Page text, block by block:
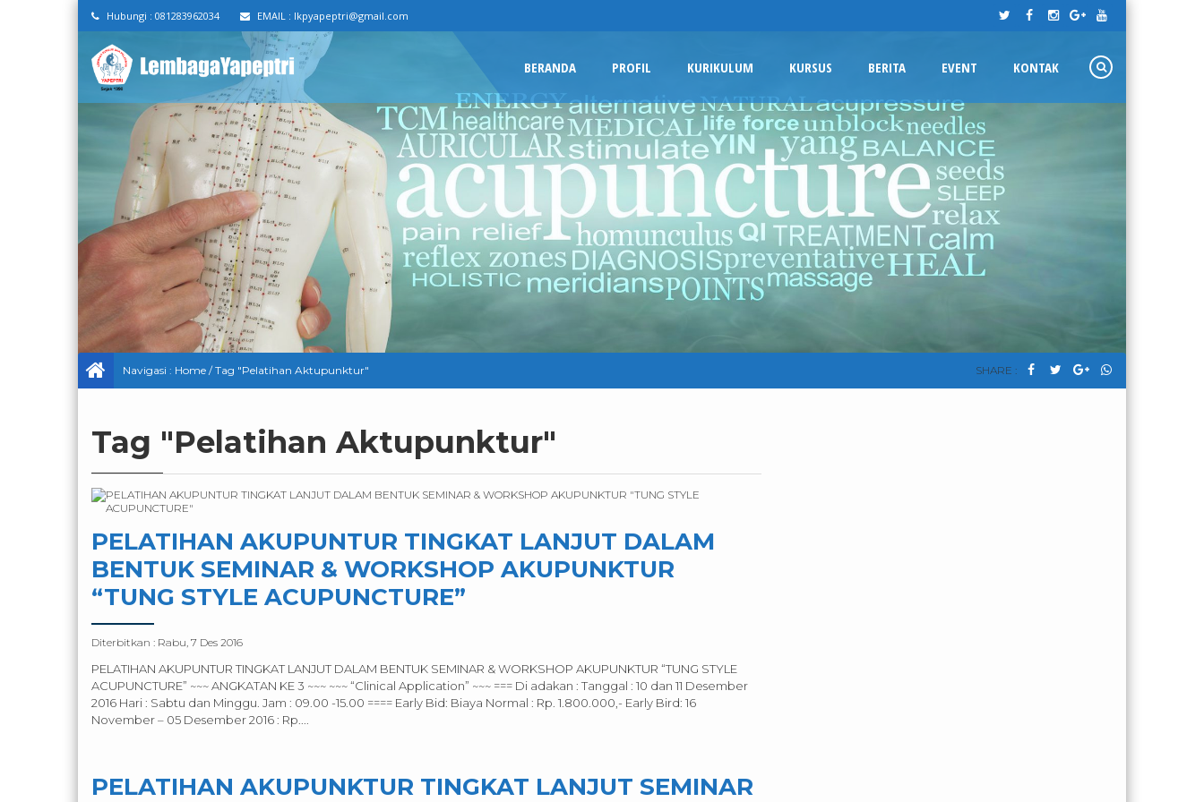
Hubungi : 081283962034 EMAIL : lkpyapeptri@gmail.com
BERANDA PROFIL KURIKULUM KURSUS BERITA EVENT KONTAK
Navigasi : Home /Tag "Pelatihan Aktupunktur" SHARE :
Tag "Pelatihan Aktupunktur"
PELATIHAN AKUPUNTUR TINGKAT LANJUT DALAM
BENTUK SEMINAR & WORKSHOP AKUPUNKTUR
“TUNG STYLE ACUPUNCTURE”
Diterbitkan : Rabu, 7 Des 2016
PELATIHAN AKUPUNTUR TINGKAT LANJUT DALAM BENTUK SEMINAR & WORKSHOP AKUPUNKTUR “TUNG STYLE
ACUPUNCTURE” ~~~ ANGKATAN KE 3 ~~~ ~~~ “Clinical Application” ~~~ === Di adakan : Tanggal : 10 dan 11 Desember
2016 Hari : Sabtu dan Minggu. Jam : 09.00 -15.00 ==== Early Bid: Biaya Normal : Rp. 1.800.000,- Early Bird: 16
November – 05 Desember 2016 : Rp....
PELATIHAN AKUPUNKTUR TINGKAT LANJUT SEMINAR